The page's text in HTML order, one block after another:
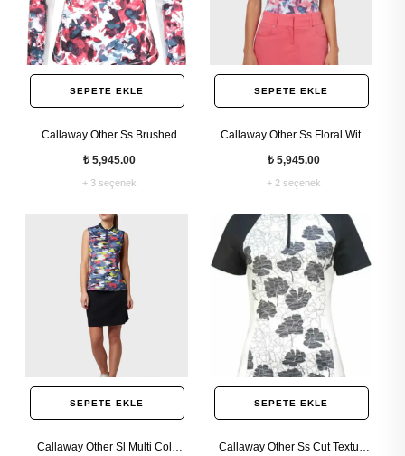
SEPETE EKLE
Callaway Other Ss Brushed
Kadın Tshirt
₺ 5,945.00
+ 3 seçenek
SEPETE EKLE
Callaway Other Ss Floral With
₺ 5,945.00
+ 2 seçenek
SEPETE EKLE
Callaway Other Sl Multi Color
SEPETE EKLE
Callaway Other Ss Cut Texture